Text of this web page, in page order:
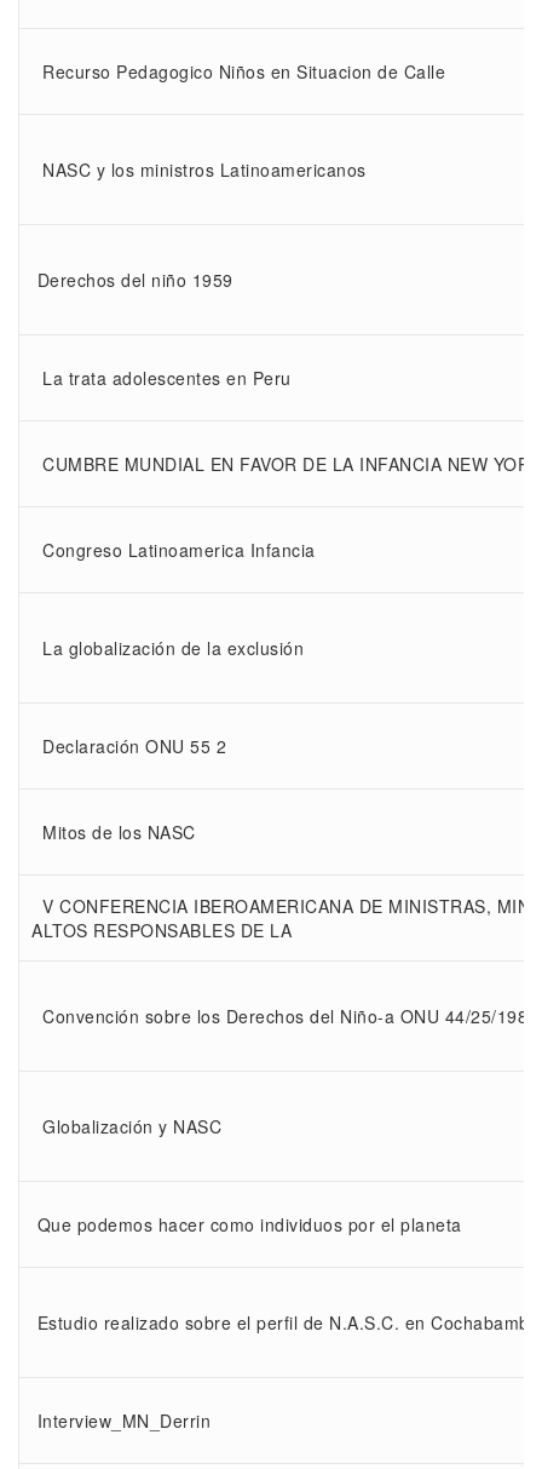
Recurso Pedagogico Niños en Situacion de Calle
NASC y los ministros Latinoamericanos
Derechos del niño 1959
La trata adolescentes en Peru
CUMBRE MUNDIAL EN FAVOR DE LA INFANCIA NEW
Congreso Latinoamerica Infancia
La globalización de la exclusión
Declaración ONU 55 2
Mitos de los NASC
V CONFERENCIA IBEROAMERICANA DE MINISTRAS,
ALTOS RESPONSABLES DE LA
Convención sobre los Derechos del Niño-a ONU 44/25/
Globalización y NASC
Que podemos hacer como individuos por el planeta
Estudio realizado sobre el perfil de N.A.S.C. en
Interview_MN_Derrin